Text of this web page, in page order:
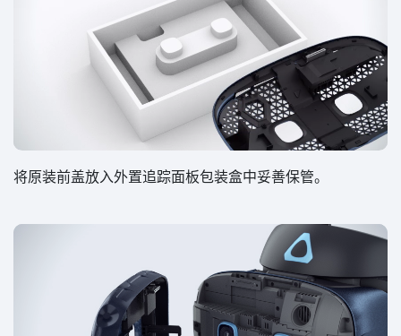
将原装前盖放入外置追踪面板包装盒中妥善保管。